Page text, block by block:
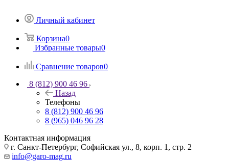
Личный кабинет
Корзина0
Избранные товары0
Сравнение товаров0
8 (812) 900 46 96
Назад
Телефоны
8 (812) 900 46 96
8 (965) 046 96 28
Контактная информация
г. Санкт-Петербург, Софийская ул., 8, корп. 1, стр. 2
info@garo-mag.ru